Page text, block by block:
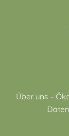
Über uns –